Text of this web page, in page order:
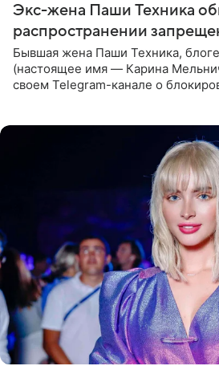
Экс-жена Паши Техника
распространении
Бывшая жена Паши Техника,
(настоящее имя — Карина
своем Telegram-канале о